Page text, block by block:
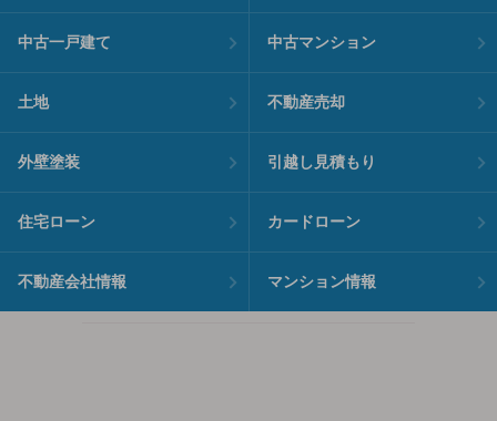
中古一戸建て 中古マンション
土地 不動産売却
外壁塗装 引越し見積もり
住宅ローン カードローン
不動産会社情報 マンション情報